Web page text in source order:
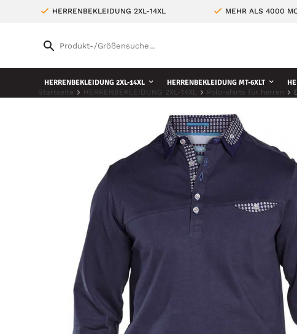
HERRENBEKLEIDUNG 2XL-14XL MEHR ALS 4000
HERRENBEKLEIDUNG 2XL-14XL HERRENBEKLEIDUNG MT-6XLT
Startseite HERRENBEKLEIDUNG 2XL-14XL Polo-shirts für herren